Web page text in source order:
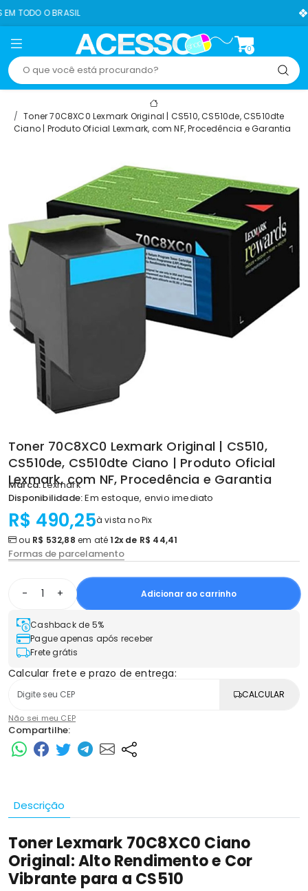
0
Toner 70C8XC0 Lexmark Original | CS510, CS510de, CS510dte
Ciano | Produto Oficial Lexmark, com NF, Procedência e Garantia
Toner 70C8XC0 Lexmark Original | CS510,
CS510de, CS510dte Ciano | Produto Oficial
Lexmark, com NF, Procedência e Garantia
Marca:Lexmark
Disponibilidade:Em estoque, envio imediato
R$ 490,25à vista no Pix
ou R$ 532,88 em até12x de R$ 44,41
Formas de parcelamento
- + Adicionar ao carrinho
Cashback de 5%
Pague apenas após receber
Frete grátis
Calcular frete e prazo de entrega:
CALCULAR
Não sei meu CEP
Compartilhe:
Descrição
Toner Lexmark 70C8XC0 Ciano
Original: Alto Rendimento e Cor
Vibrante para a CS510